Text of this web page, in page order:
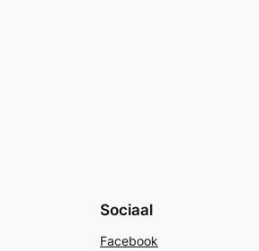
Sociaal
Facebook